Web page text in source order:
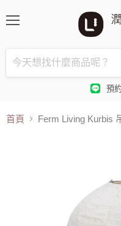
預
首頁 Ferm Living Kurbis